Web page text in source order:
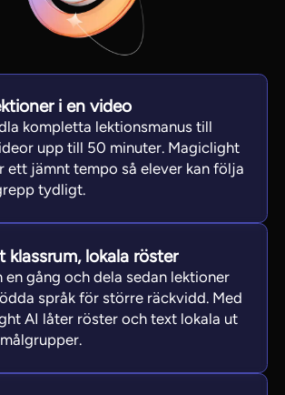
View all tools
i en video
kompletta lektionsmanus till
upp till 50 minuter. Magiclight
ett jämnt tempo så elever kan följa
tydligt.
klassrum, lokala röster
en gång och dela sedan lektioner
språk för större räckvidd. Med
AI låter röster och text lokala ut